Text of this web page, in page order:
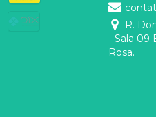
R.
- Sala 09
Rosa.